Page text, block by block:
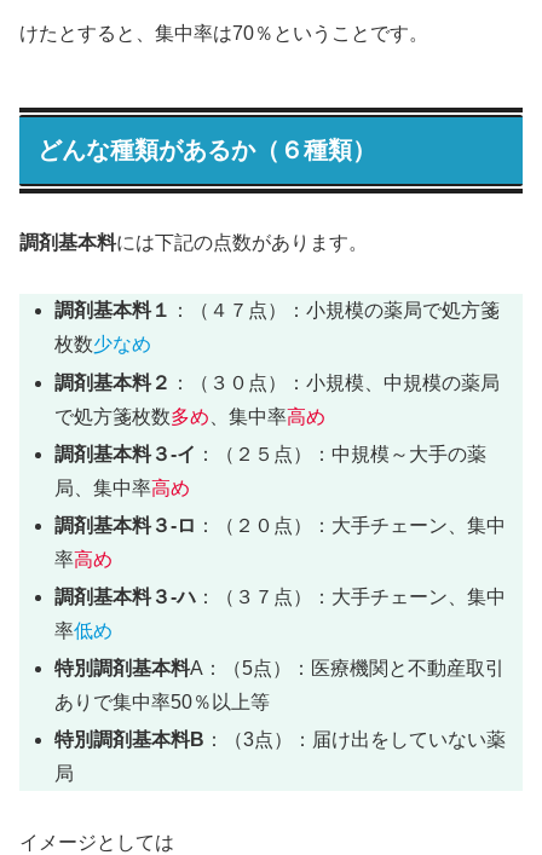
けたとすると、集中率は70％ということです。
どんな種類があるか（６種類）
調剤基本料には下記の点数があります。
調剤基本料１ ：（４７点）：小規模の薬局で処方箋
枚数少なめ
調剤基本料２ ：（３０点）：小規模、中規模の薬局
で処方箋枚数多め 、集中率高め
調剤基本料３-イ ：（２５点）：中規模～大手の薬
局、集中率高め
調剤基本料３-ロ ：（２０点）：大手チェーン、集中
率高め
調剤基本料３-ハ ：（３７点）：大手チェーン、集中
率低め
特別調剤基本料A：（5点）：医療機関と不動産取引
ありで集中率50％以上等
特別調剤基本料B ：（3点）：届け出をしていない薬
局
イメージとしては